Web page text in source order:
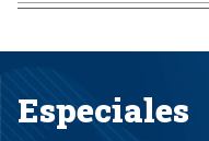
Especiales